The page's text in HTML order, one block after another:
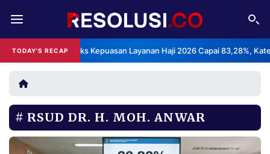
TODAY'S RECAP
BPS: Indeks Kepuasan Layanan Haji 2026 Capai 83,28%, Kategori
REDAKSI TENTANG
RESOLUSI IKLAN
RUBRIKASI
EDITORIAL AKSARA
RSUD DR. H. MOH. ANWAR